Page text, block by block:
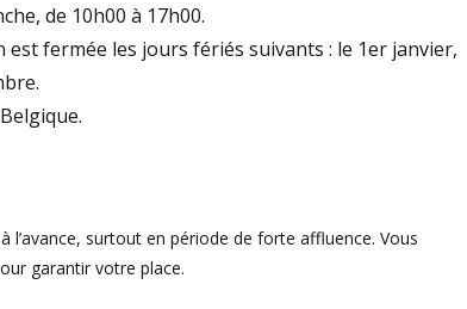
de 10h00 à 17h00.
est fermée les jours fériés suivants : le 1er janvier,
surtout en période de forte affluence. Vous
garantir votre place.